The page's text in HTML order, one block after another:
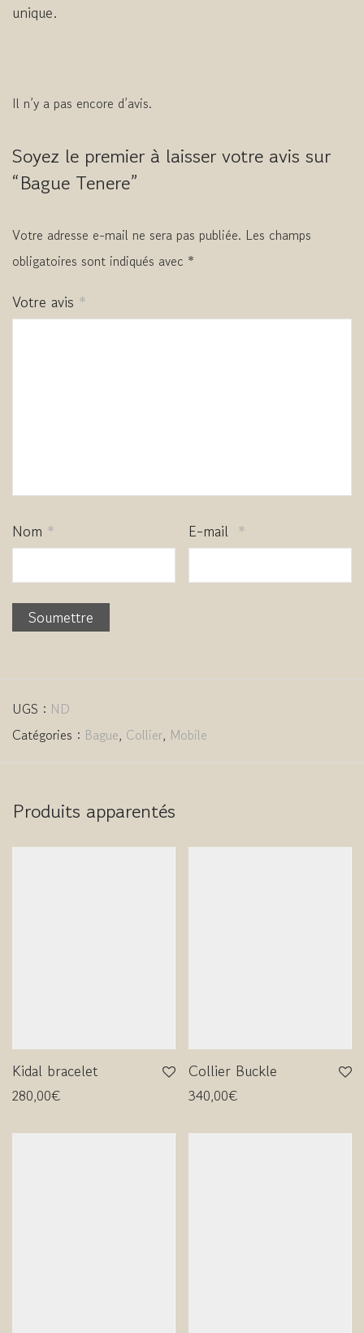
unique.
Il n’y a pas encore d’avis.
Soyez le premier à laisser votre avis sur
“Bague Tenere”
Votre adresse e-mail ne sera pas publiée. Les champs
obligatoires sont indiqués avec *
Votre avis *
Nom * E-mail *
UGS : ND
Catégories : Bague, Collier, Mobile
Produits apparentés
Kidal bracelet
280,00€
Collier Buckle
340,00€